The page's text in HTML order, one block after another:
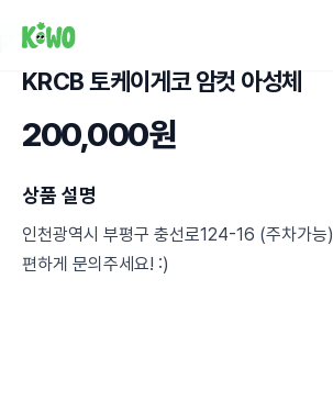
KRCB 토케이게코 암컷 아성체
200,000원
상품 설명
인천광역시 부평구 충선로124-16 (주차가능)
편하게 문의주세요! :)